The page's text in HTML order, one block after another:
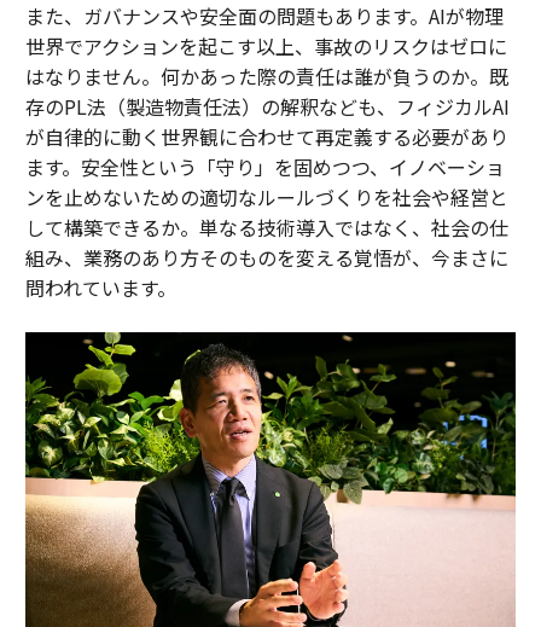
また、ガバナンスや安全面の問題もあります。AIが物理
世界でアクションを起こす以上、事故のリスクはゼロに
はなりません。何かあった際の責任は誰が負うのか。既
存のPL法（製造物責任法）の解釈なども、フィジカルAI
が自律的に動く世界観に合わせて再定義する必要があり
ます。安全性という「守り」を固めつつ、イノベーショ
ンを止めないための適切なルールづくりを社会や経営と
して構築できるか。単なる技術導入ではなく、社会の仕
組み、業務のあり方そのものを変える覚悟が、今まさに
問われています。